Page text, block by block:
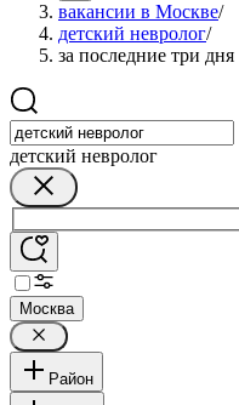
вакансии в Москве/
детский невролог/
за последние три дня
детский невролог
Москва
Район